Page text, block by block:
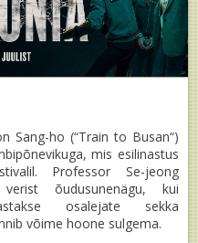
Sang-ho (“Train to Busan“)
mis esilinastus
Professor Se-jeong
õudusunenägu, kui
osalejate sekka
võime hoone sulgema.